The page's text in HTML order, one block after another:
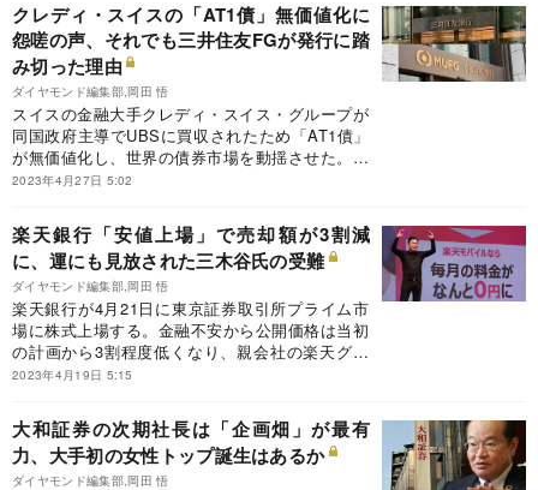
クレディ・スイスの「AT1債」無価値化に
怨嗟の声、それでも三井住友FGが発行に踏
み切った理由
ダイヤモンド編集部,岡田 悟
スイスの金融大手クレディ・スイス・グループが
同国政府主導でUBSに買収されたため「AT1債」
が無価値化し、世界の債券市場を動揺させた。国
内でも1400億円が販売され、著名人を含む投資家
ナンシャルグループは自社のAT1債の発行に踏み
切った。
2023年4月27日 5:02
楽天銀行「安値上場」で売却額が3割減
に、運にも見放された三木谷氏の受難
ダイヤモンド編集部,岡田 悟
楽天銀行が4月21日に東京証券取引所プライム市
場に株式上場する。金融不安から公開価格は当初
の計画から3割程度低くなり、親会社の楽天グル
ープはまさに最悪のタイミングで株式を手放すこ
2023年4月19日 5:15
大和証券の次期社長は「企画畑」が最有
力、大手初の女性トップ誕生はあるか
ダイヤモンド編集部,岡田 悟